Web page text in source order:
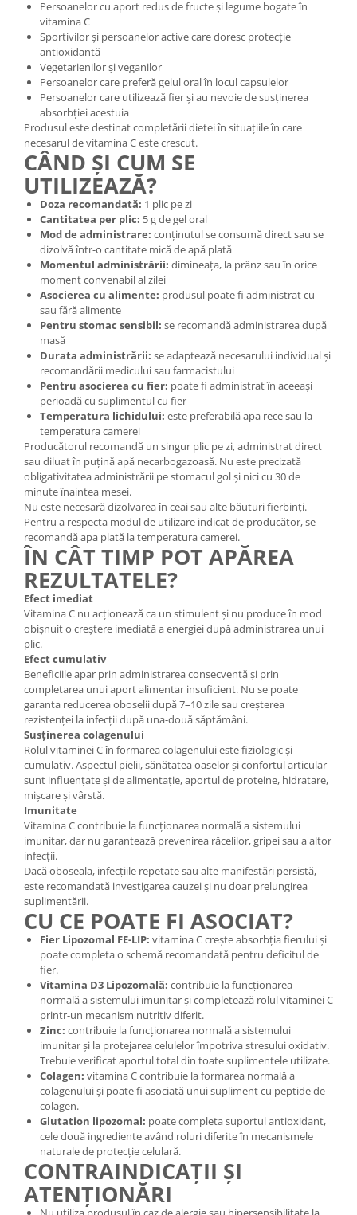
Persoanelor cu aport redus de fructe și legume bogate în
vitamina C
Sportivilor și persoanelor active care doresc protecție
antioxidantă
Vegetarienilor și veganilor
Persoanelor care preferă gelul oral în locul capsulelor
Persoanelor care utilizează fier și au nevoie de susținerea
absorbției acestuia
Produsul este destinat completării dietei în situațiile în care
necesarul de vitamina C este crescut.
CÂND ȘI CUM SE
UTILIZEAZĂ?
Doza recomandată: 1 plic pe zi
Cantitatea per plic: 5 g de gel oral
Mod de administrare: conținutul se consumă direct sau se
dizolvă într-o cantitate mică de apă plată
Momentul administrării: dimineața, la prânz sau în orice
moment convenabil al zilei
Asocierea cu alimente: produsul poate fi administrat cu
sau fără alimente
Pentru stomac sensibil: se recomandă administrarea după
masă
Durata administrării: se adaptează necesarului individual și
recomandării medicului sau farmacistului
Pentru asocierea cu fier: poate fi administrat în aceeași
perioadă cu suplimentul cu fier
Temperatura lichidului: este preferabilă apa rece sau la
temperatura camerei
Producătorul recomandă un singur plic pe zi, administrat direct
sau diluat în puțină apă necarbogazoasă. Nu este precizată
obligativitatea administrării pe stomacul gol și nici cu 30 de
minute înaintea mesei.
Nu este necesară dizolvarea în ceai sau alte băuturi fierbinți.
Pentru a respecta modul de utilizare indicat de producător, se
recomandă apa plată la temperatura camerei.
ÎN CÂT TIMP POT APĂREA
REZULTATELE?
Efect imediat
Vitamina C nu acționează ca un stimulent și nu produce în mod
obișnuit o creștere imediată a energiei după administrarea unui
plic.
Efect cumulativ
Beneficiile apar prin administrarea consecventă și prin
completarea unui aport alimentar insuficient. Nu se poate
garanta reducerea oboselii după 7–10 zile sau creșterea
rezistenței la infecții după una-două săptămâni.
Susținerea colagenului
Rolul vitaminei C în formarea colagenului este fiziologic și
cumulativ. Aspectul pielii, sănătatea oaselor și confortul articular
sunt influențate și de alimentație, aportul de proteine, hidratare,
mișcare și vârstă.
Imunitate
Vitamina C contribuie la funcționarea normală a sistemului
imunitar, dar nu garantează prevenirea răcelilor, gripei sau a altor
infecții.
Dacă oboseala, infecțiile repetate sau alte manifestări persistă,
este recomandată investigarea cauzei și nu doar prelungirea
suplimentării.
CU CE POATE FI ASOCIAT?
Fier Lipozomal FE-LIP: vitamina C crește absorbția fierului și
poate completa o schemă recomandată pentru deficitul de
fier.
Vitamina D3 Lipozomală: contribuie la funcționarea
normală a sistemului imunitar și completează rolul vitaminei C
printr-un mecanism nutritiv diferit.
Zinc: contribuie la funcționarea normală a sistemului
imunitar și la protejarea celulelor împotriva stresului oxidativ.
Trebuie verificat aportul total din toate suplimentele utilizate.
Colagen: vitamina C contribuie la formarea normală a
colagenului și poate fi asociată unui supliment cu peptide de
colagen.
Glutation lipozomal: poate completa suportul antioxidant,
cele două ingrediente având roluri diferite în mecanismele
naturale de protecție celulară.
CONTRAINDICAȚII ȘI
ATENȚIONĂRI